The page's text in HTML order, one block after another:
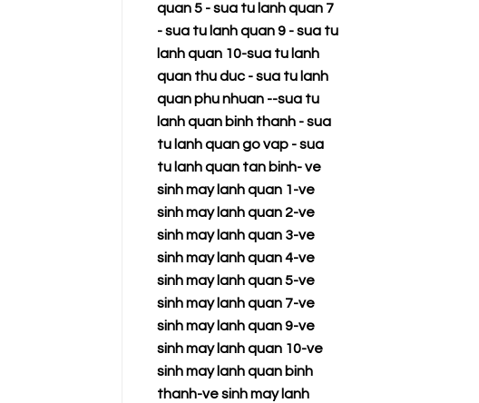
quan 5-sua tu lanh quan 7
-sua tu lanh quan 9-sua tu
lanh quan 10-sua tu lanh
quan thu duc-sua tu lanh
quan phu nhuan--sua tu
lanh quan binh thanh-sua
tu lanh quan go vap-sua
tu lanh quan tan binh-ve
sinh may lanh quan 1-ve
sinh may lanh quan 2-ve
sinh may lanh quan 3-ve
sinh may lanh quan 4-ve
sinh may lanh quan 5-ve
sinh may lanh quan 7-ve
sinh may lanh quan 9-ve
sinh may lanh quan 10-ve
sinh may lanh quan binh
thanh-ve sinh may lanh